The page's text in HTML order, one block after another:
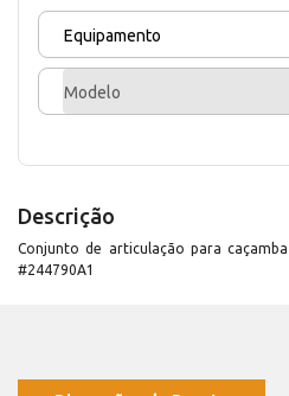
Equipamento
Modelo
Descrição
Conjunto de articulação para
#244790A1